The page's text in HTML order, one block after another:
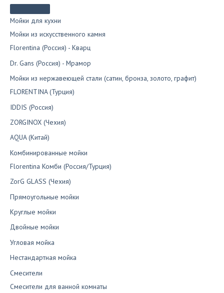
Мойки для кухни
Мойки из искусственного камня
Florentina (Россия) - Кварц
Dr. Gans (Россия) - Мрамор
Мойки из нержавеющей стали (сатин, бронза, золото, графит)
FLORENTINA (Турция)
IDDIS (Россия)
ZORGINOX (Чехия)
AQUA (Китай)
Комбинированные мойки
Florentina Комби (Россия/Турция)
ZorG GLASS (Чехия)
Прямоугольные мойки
Круглые мойки
Двойные мойки
Угловая мойка
Нестандартная мойка
Смесители
Смесители для ванной комнаты